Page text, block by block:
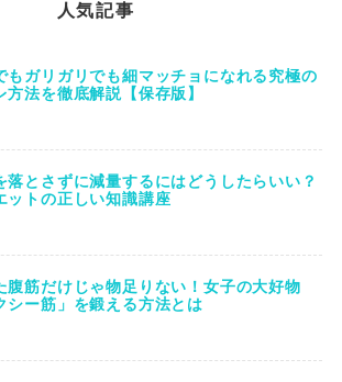
人気記事
もガリガリでも細マッチョになれる究極の
方法を徹底解説【保存版】
落とさずに減量するにはどうしたらいい？
ットの正しい知識講座
腹筋だけじゃ物足りない！女子の大好物
シー筋」を鍛える方法とは